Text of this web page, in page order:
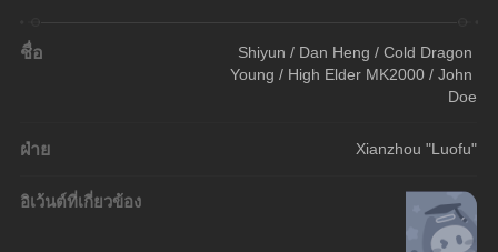
ชื่อ
Shiyun / Dan Heng / Cold Dragon
Young / High Elder MK2000 / John
Doe
ฝ่าย Xianzhou "Luofu"
อิเว้นต์ที่เกี่ยวข้อง